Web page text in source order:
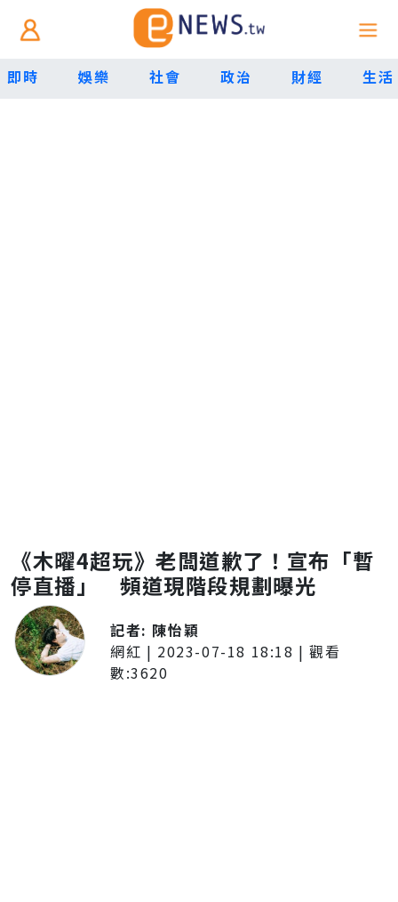
即時 娛樂 社會 政治 財經 生活
《木曜4超玩》老闆道歉了！宣布「暫
停直播」 頻道現階段規劃曝光
記者: 陳怡穎
網紅 | 2023-07-18 18:18 | 觀看
數:3620